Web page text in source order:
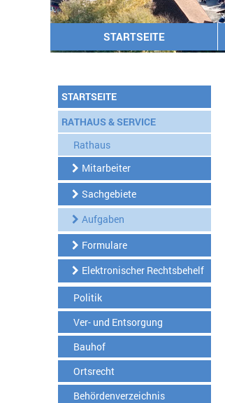
STARTSEITE
STARTSEITE
RATHAUS & SERVICE
Rathaus
Mitarbeiter
Sachgebiete
Aufgaben
Formulare
Elektronischer Rechtsbehelf
Politik
Ver- und Entsorgung
Bauhof
Ortsrecht
Behördenverzeichnis